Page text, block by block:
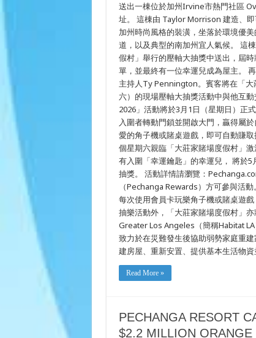
豪
華
巡
禮
大
屋
送
出
價
值
220
萬
美
元
位
於
Orange
County
之
理
想
豪
宅
送出一棟位於加州Irvine市熱門社區
址。 這棟由 Taylor Morrison 建造、
加州時尚風格的裝潢，坐落於環境優
道，以及典型的南加州宜人氣候。 這
假村」舉行的壓軸大抽獎中送出，屆
單，並最終有一位幸運兒成為屋主。
主持人Ty Pennington。賓客將在「
六）的現場壓軸大抽獎活動中與他互
2026」活動將於3月1日（星期日）正
入圍者轉動門鎖並開啟大門，贏得屬
愛的角子機或賭桌遊戲，即可自動賺
個星期六親臨「大莊家賭場度假村」
有入圍「幸運鑰匙」的幸運兒， 將於
抽獎。 活動詳情請瀏覽：
（Pechanga Rewards）方可參與活
每次使用會員卡玩樂角子機或賭桌遊
抽樂活動外，「大莊家賭場度假村」
Greater Los Angeles（簡稱Habitat
致力於在災難發生後協助弱勢家庭重
建房屋、重新安置、提供基本生活物
Read More »
PECHANGA RESORT
$2.2 MILLION